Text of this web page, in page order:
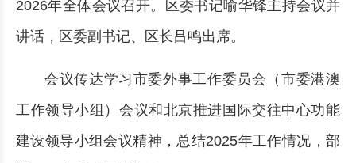
2026年全体会议召开。区委书记喻华锋主持会议并
讲话，区委副书记、区长吕鸣出席。
会议传达学习市委外事工作委员会（市委港澳
工作领导小组）会议和北京推进国际交往中心功能
建设领导小组会议精神，总结2025年工作情况，部